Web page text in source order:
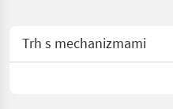
Trh s mechanizmami